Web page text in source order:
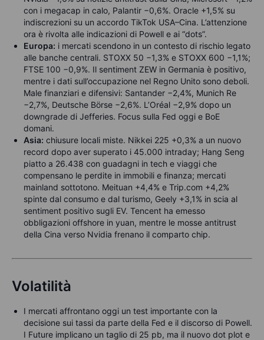
con i megacap in calo, Palantir −0,6%. Oracle +1,5% su
indiscrezioni su un accordo TikTok USA–Cina. L’attenzione
ora è rivolta alle indicazioni di Powell e ai “dots”.
Europa: i mercati scendono in un contesto di rischio legato
alle banche centrali. STOXX 50 −1,3% e STOXX 600 −1,1%;
FTSE 100 −0,9%. Il sentiment ZEW in Germania è positivo,
mentre i dati sull’occupazione nel Regno Unito sono deboli.
Male finanziari e difensivi: Santander −2,4%, Munich Re
−2,7%, Deutsche Börse −2,6%. L’Oréal −2,9% dopo un
downgrade di Jefferies. Focus sulla Fed oggi e BoE
domani.
Asia: chiusure locali miste. Nikkei 225 +0,3% a un nuovo
record dopo aver superato i 45.000 intraday; Hang Seng
piatto a 26.438 con guadagni in tech e viaggi che
compensano le perdite in immobili e finanza; mercati
mainland sottotono. Meituan +4,4% e Trip.com +4,2%
spinte dal consumo e dal turismo, Geely +3,1% in scia al
sentiment positivo sugli EV. Tencent ha emesso
obbligazioni offshore in yuan, mentre le mosse antitrust
della Cina verso Nvidia frenano il comparto chip.
Volatilità
I mercati affrontano oggi un test importante con la
decisione sui tassi da parte della Fed e il discorso di Powell.
I Future implicano un taglio di 25 pb, ma il nuovo dot plot e